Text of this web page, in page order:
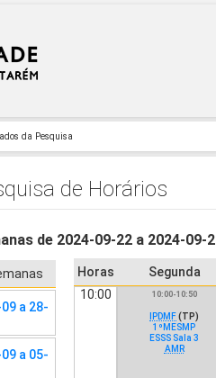
da Pesquisa
de Horários
de 2024-09-22 a 2024-09-
a 28-
a 05-
Horas
Segunda
10:00
10:00-10:50
IPDMF(TP)
1ºMESMP
ESSS Sala 3
AMR